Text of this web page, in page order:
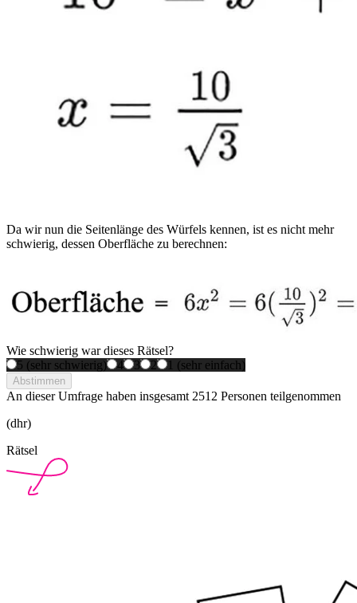
Da wir nun die Seitenlänge des Würfels kennen, ist es nicht mehr
schwierig, dessen Oberfläche zu berechnen:
Wie schwierig war dieses Rätsel?
5 (sehr schwierig)
4 3 2 1 (sehr einfach)
Abstimmen
An dieser Umfrage haben insgesamt2512 Personen teilgenommen
(dhr)
Rätsel